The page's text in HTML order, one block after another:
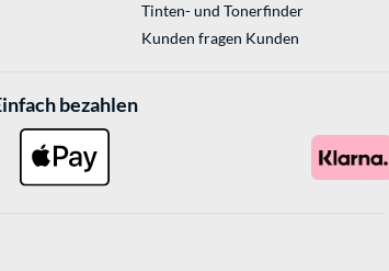
Tinten- und Tonerfinder
Kunden fragen Kunden
bezahlen